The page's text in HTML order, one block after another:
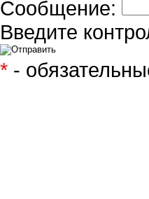
Сообщение:
Введите
* -